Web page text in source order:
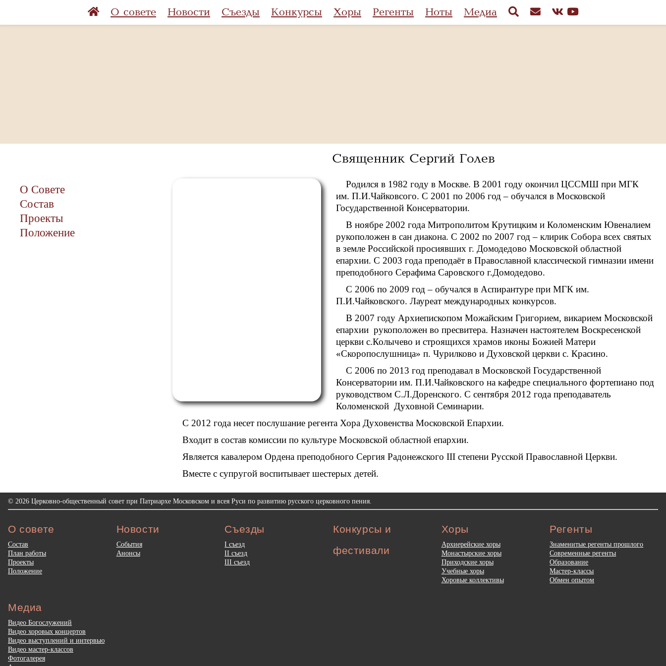
О совете Новости Съезды Конкурсы Хоры Регенты Ноты Медиа
Священник Сергий Голев
О Совете
Состав
Проекты
Положение
Родился в 1982 году в Москве. В 2001 году окончил ЦССМШ при МГК
им. П.И.Чайковсого. С 2001 по 2006 год – обучался в Московской
Государственной Консерватории.
В ноябре 2002 года Митрополитом Крутицким и Коломенским Ювеналием
рукоположен в сан диакона. С 2002 по 2007 год – клирик Собора всех святых
в земле Российской просиявших г. Домодедово Московской областной
епархии. С 2003 года преподаёт в Православной классической гимназии имени
преподобного Серафима Саровского г.Домодедово.
С 2006 по 2009 год – обучался в Аспирантуре при МГК им.
П.И.Чайковского. Лауреат международных конкурсов.
В 2007 году Архиепископом Можайским Григорием, викарием Московской
епархии рукоположен во пресвитера. Назначен настоятелем Воскресенской
церкви с.Колычево и строящихся храмов иконы Божией Матери
«Скоропослушница» п. Чурилково и Духовской церкви с. Красино.
С 2006 по 2013 год преподавал в Московской Государственной
Консерватории им. П.И.Чайковского на кафедре специального фортепиано под
руководством С.Л.Доренского. С сентября 2012 года преподаватель
Коломенской Духовной Семинарии.
С 2012 года несет послушание регента Хора Духовенства Московской Епархии.
Входит в состав комиссии по культуре Московской областной епархии.
Является кавалером Ордена преподобного Сергия Радонежского III степени Русской Православной Церкви.
Вместе с супругой воспитывает шестерых детей.
© 2026 Церковно-общественный совет при Патриархе Московском и всея Руси по развитию русского церковного пения.
О совете
Состав
План работы
Проекты
Положение
Новости
События
Анонсы
Съезды
I съезд
II съезд
III съезд
Конкурсы и
фестивали
Хоры
Архиерейские хоры
Монастырские хоры
Приходские хоры
Учебные хоры
Хоровые коллективы
Регенты
Знаменитые регенты прошлого
Современные регенты
Образование
Мастер-классы
Обмен опытом
Медиа
Видео Богослужений
Видео хоровых концертов
Видео выступлений и интервью
Видео мастер-классов
Фотогалерея